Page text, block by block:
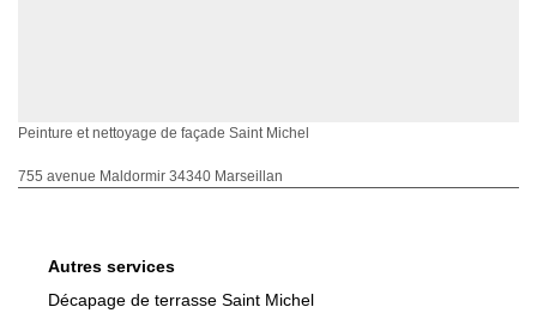
Peinture et nettoyage de façade Saint Michel
755 avenue Maldormir 34340 Marseillan
Autres services
Décapage de terrasse Saint Michel